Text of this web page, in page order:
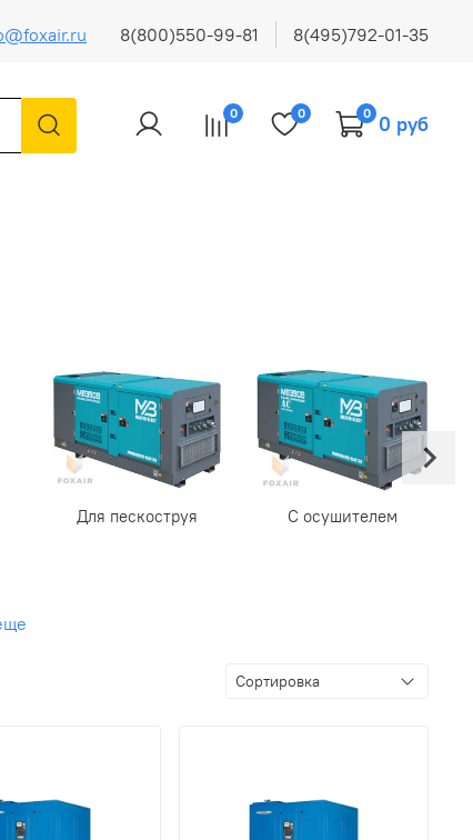
8(800)550-99-81 8(495)792-01-35
0 0 0 0 руб
Для пескоструя С осушителем